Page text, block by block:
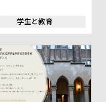
学生と教育